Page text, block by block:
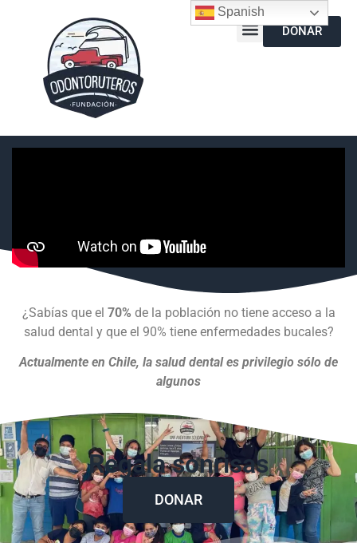
DONAR
¿Sabías que el 70% de la población no tiene acceso a la
salud dental y que el 90% tiene enfermedades bucales?
Actualmente en Chile, la salud dental es privilegio sólo de
algunos
Regala sonrisas
DONAR
Spanish